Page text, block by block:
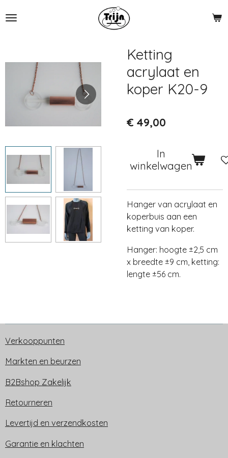
direct
Ketting
acrylaat en
koper K20-9
€ 49,00
In
winkelwagen
Hanger van acrylaat en
koperbuis aan een
ketting van koper.
Hanger: hoogte ±2,5 cm
x breedte ±9 cm, ketting:
lengte ±56 cm.
Verkooppunten
Markten en beurzen
B2Bshop Zakelijk
Retourneren
Levertijd en verzendkosten
Garantie en klachten